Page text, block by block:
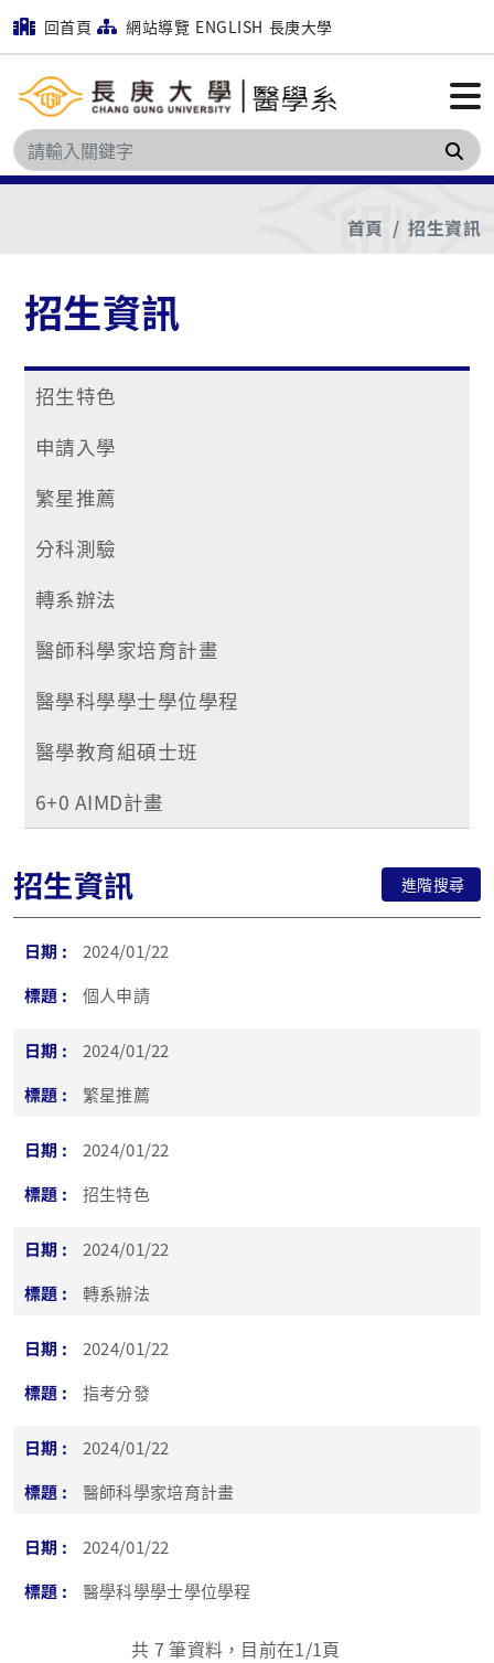
回首頁 網站導覽 ENGLISH 長庚大學
搜
首頁 招生資訊
招生資訊
招生特色
申請入學
繁星推薦
分科測驗
轉系辦法
醫師科學家培育計畫
醫學科學學士學位學程
醫學教育組碩士班
6+0 AIMD計畫
招生資訊 進階搜尋
2024/01/22
個人申請
2024/01/22
繁星推薦
2024/01/22
招生特色
2024/01/22
轉系辦法
2024/01/22
指考分發
2024/01/22
醫師科學家培育計畫
2024/01/22
醫學科學學士學位學程
共 7 筆資料，目前在1/1頁